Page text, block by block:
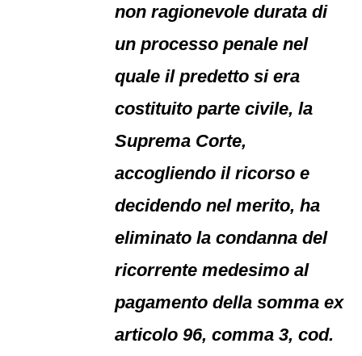
non ragionevole durata di
un processo penale nel
quale il predetto si era
costituito parte civile, la
Suprema Corte,
accogliendo il ricorso e
decidendo nel merito, ha
eliminato la condanna del
ricorrente medesimo al
pagamento della somma ex
articolo 96, comma 3, cod.